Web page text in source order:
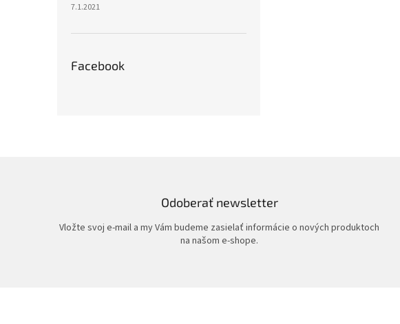
7.1.2021
Facebook
Odoberať newsletter
Vložte svoj e-mail a my Vám budeme zasielať informácie o nových produktoch
na našom e-shope.